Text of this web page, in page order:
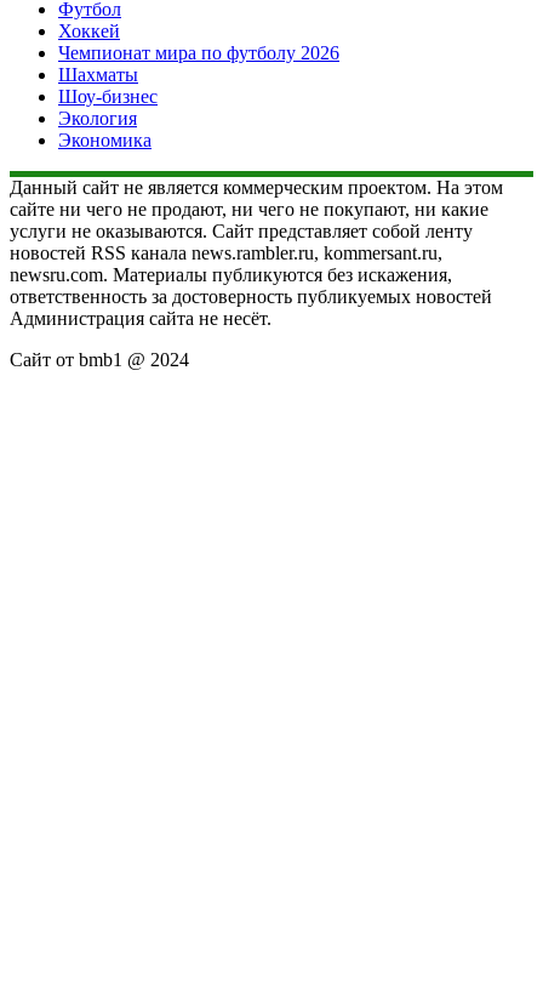
Футбол
Хоккей
Чемпионат мира по футболу 2026
Шахматы
Шоу-бизнес
Экология
Экономика
Данный сайт не является коммерческим проектом. На этом
сайте ни чего не продают, ни чего не покупают, ни какие
услуги не оказываются. Сайт представляет собой ленту
новостей RSS канала news.rambler.ru, kommersant.ru,
newsru.com. Материалы публикуются без искажения,
ответственность за достоверность публикуемых новостей
Администрация сайта не несёт.
Сайт от bmb1 @ 2024